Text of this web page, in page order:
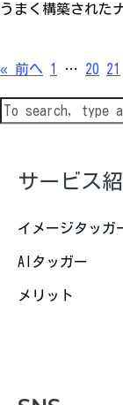
うまく構築された
« 前へ 1 … 20 21
サービス
イメージタッガ
AIタッガー
メリット